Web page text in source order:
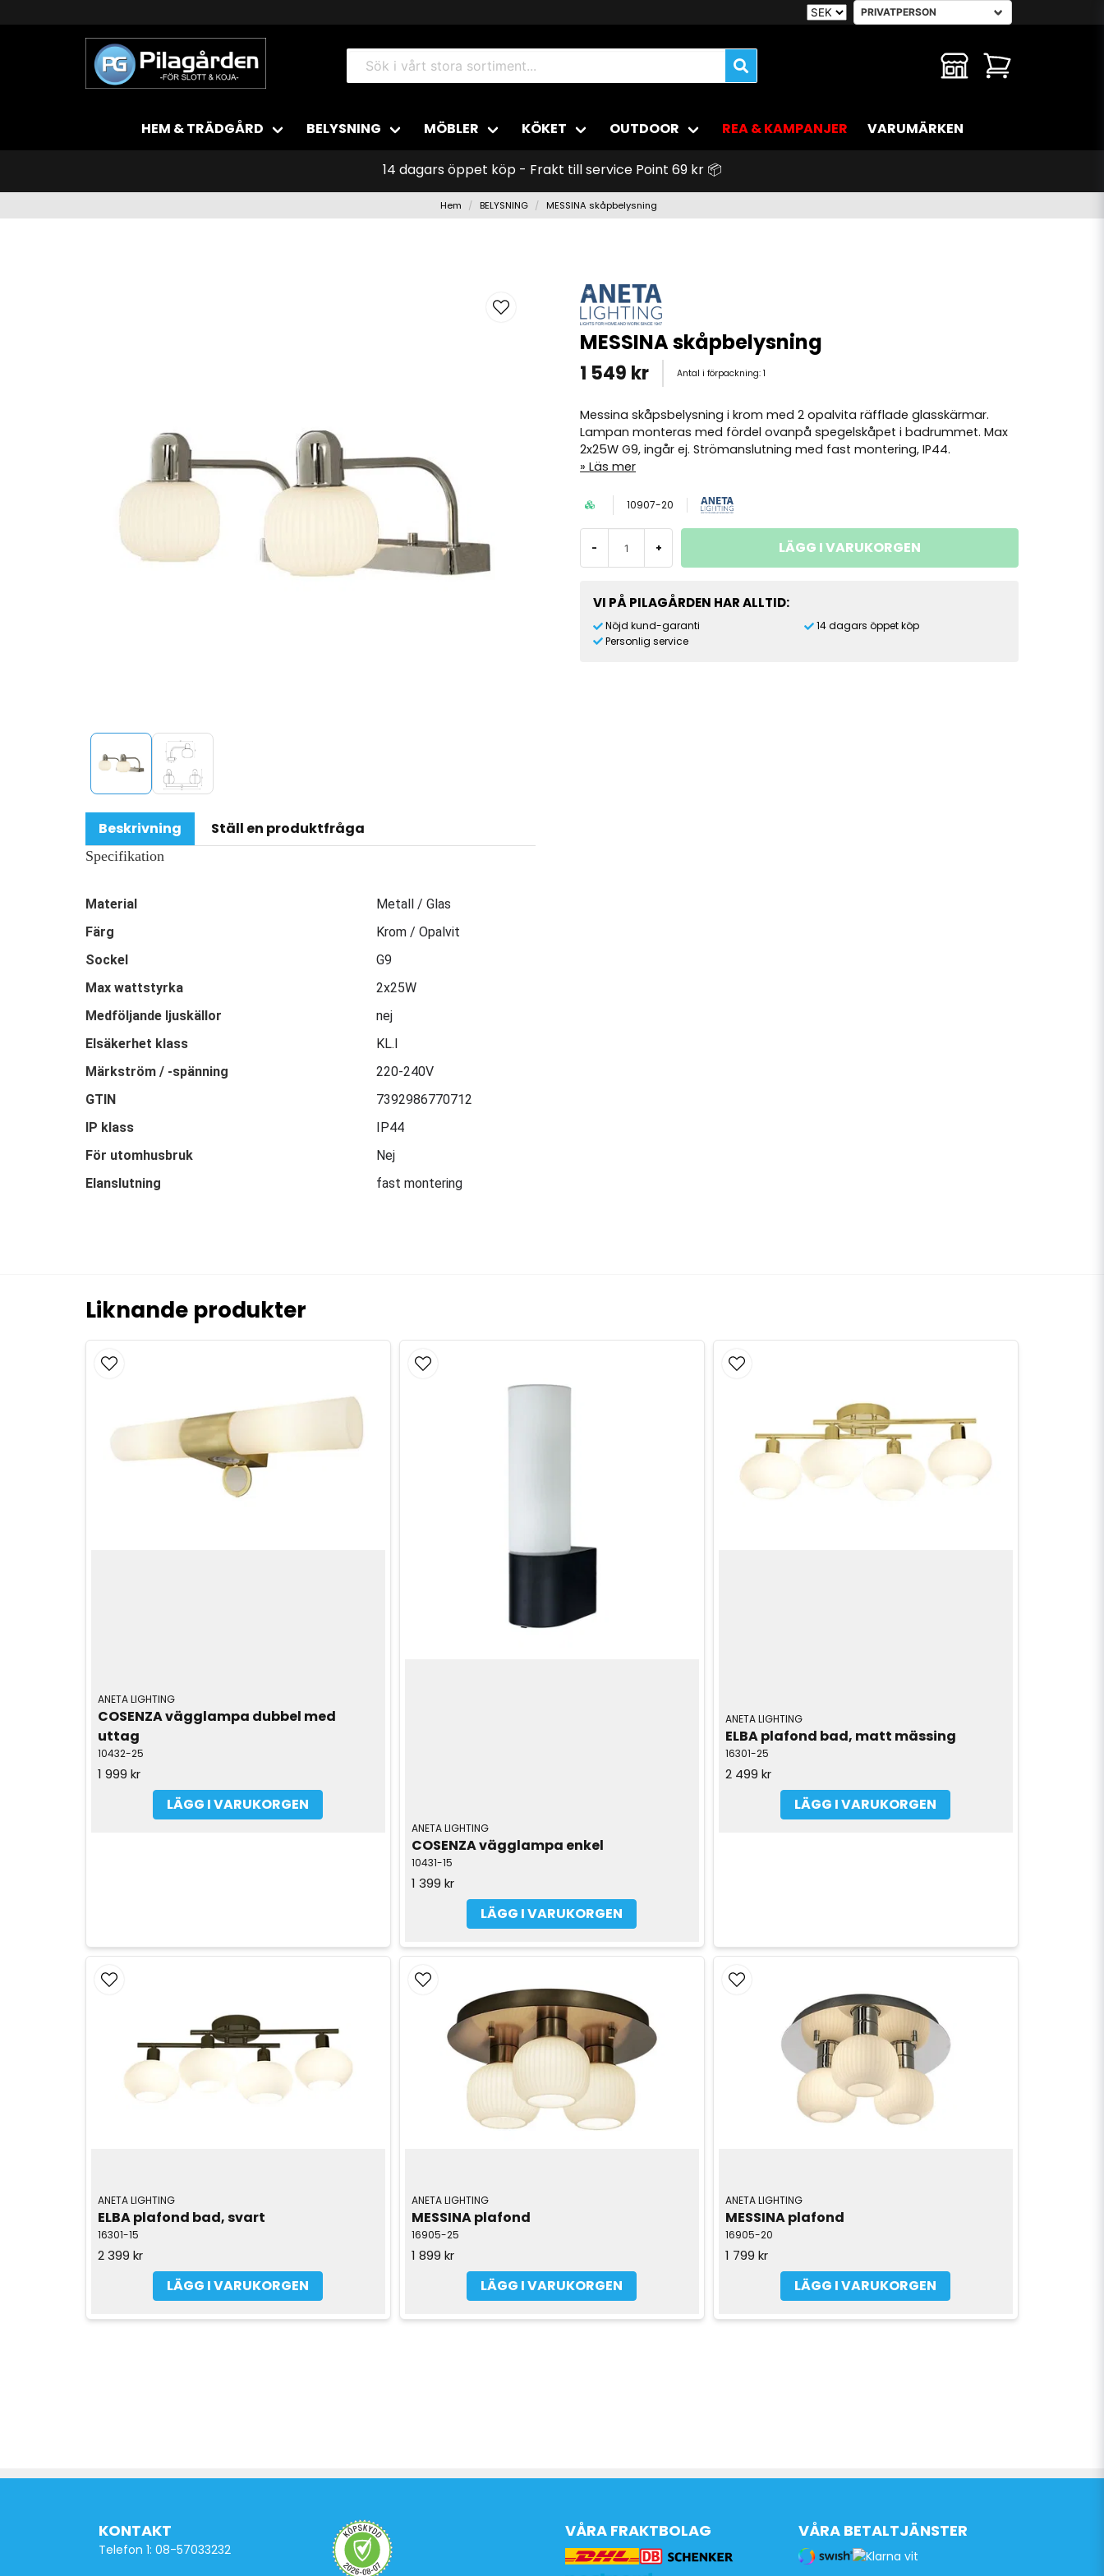
HEM & TRÄDGÅRD BELYSNING MÖBLER KÖKET OUTDOOR REA & KAMPANJER VARUMÄRKEN
14 dagars öppet köp - Frakt till service Point 69 kr 📦
Hem BELYSNING MESSINA skåpbelysning
MESSINA skåpbelysning
1 549 kr Antal i förpackning:1
Messina skåpsbelysning i krom med 2 opalvita räfflade glasskärmar.
Lampan monteras med fördel ovanpå spegelskåpet i badrummet. Max
2x25W G9, ingår ej. Strömanslutning med fast montering, IP44.
Läs mer
10907-20
- + LÄGG I VARUKORGEN
VI PÅ PILAGÅRDEN HAR ALLTID:
Nöjd kund-garanti
Personlig service
14 dagars öppet köp
Beskrivning Ställ en produktfråga
Specifikation
Material
Metall / Glas
Färg
Krom / Opalvit
Sockel
G9
Max wattstyrka
2x25W
Medföljande ljuskällor
nej
Elsäkerhet klass
KL.I
Märkström / -spänning
220-240V
GTIN
7392986770712
IP klass
IP44
För utomhusbruk
Nej
Elanslutning
fast montering
Liknande produkter
ANETA LIGHTING
COSENZA vägglampa dubbel med
uttag
10432-25
1 999 kr
LÄGG I VARUKORGEN
ANETA LIGHTING
COSENZA vägglampa enkel
10431-15
1 399 kr
LÄGG I VARUKORGEN
ANETA LIGHTING
ELBA plafond bad, matt mässing
16301-25
2 499 kr
LÄGG I VARUKORGEN
ANETA LIGHTING
ELBA plafond bad, svart
16301-15
2 399 kr
LÄGG I VARUKORGEN
ANETA LIGHTING
MESSINA plafond
16905-25
1 899 kr
LÄGG I VARUKORGEN
ANETA LIGHTING
MESSINA plafond
16905-20
1 799 kr
LÄGG I VARUKORGEN
KONTAKT
Telefon 1: 08-57033232
VÅRA FRAKTBOLAG VÅRA BETALTJÄNSTER